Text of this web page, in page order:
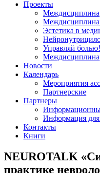
Проекты
Эстетика в
Управляй болью!
Новости
Календарь
Мероприятия
Партнерские
Партнеры
Информация для
Контакты
Книги
NEUROTALK
практике